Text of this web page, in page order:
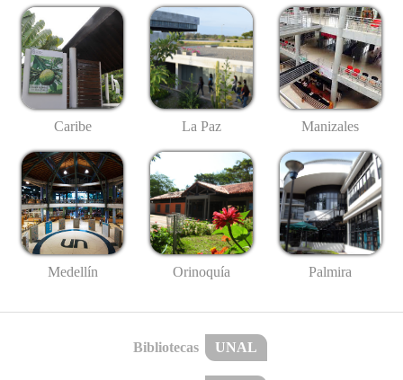
Caribe La Paz Manizales
Medellín Orinoquía Palmira
Bibliotecas UNAL